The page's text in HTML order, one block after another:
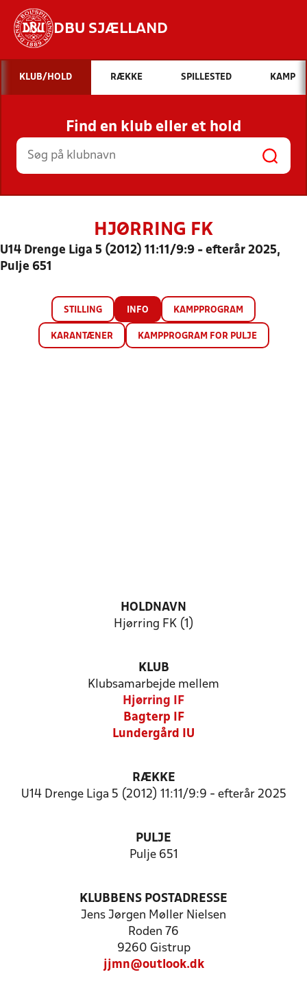
DBU SJÆLLAND
Hvad vil du søge efter?
INDHOLD OG NYHEDER
STILLINGER, RESULTATER, KLUBBER OG
HOLD
KLUB/HOLD RÆKKE SPILLESTED KAMP
Find en klub eller et hold
HJØRRING FK
U14 Drenge Liga 5 (2012) 11:11/9:9 - efterår 2025,
Pulje 651
STILLING INFO KAMPPROGRAM
KARANTÆNER KAMPPROGRAM FOR PULJE
HOLDNAVN
Hjørring FK (1)
KLUB
Klubsamarbejde mellem
Hjørring IF
Bagterp IF
Lundergård IU
RÆKKE
U14 Drenge Liga 5 (2012) 11:11/9:9 - efterår 2025
PULJE
Pulje 651
KLUBBENS POSTADRESSE
Jens Jørgen Møller Nielsen
Roden 76
9260 Gistrup
jjmn@outlook.dk